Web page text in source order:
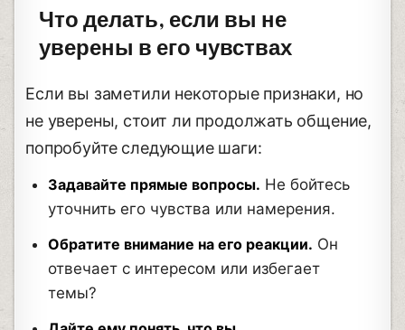
Что делать, если вы не
уверены в его чувствах
Если вы заметили некоторые признаки, но
не уверены, стоит ли продолжать общение,
попробуйте следующие шаги:
Задавайте прямые вопросы. Не бойтесь
уточнить его чувства или намерения.
Обратите внимание на его реакции. Он
отвечает с интересом или избегает
темы?